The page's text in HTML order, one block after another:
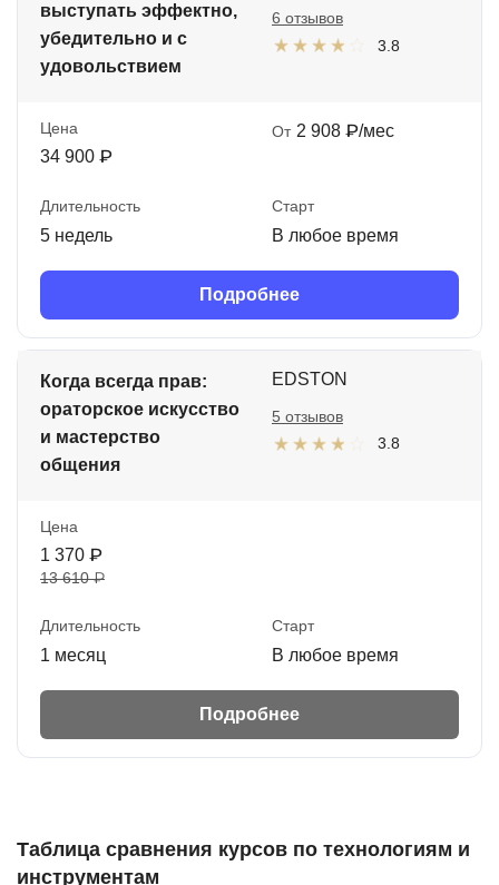
выступать эффектно,
убедительно и с
удовольствием
3.8
6 отзывов
Цена
34 900 ₽
От 2 908 ₽/мес
Длительность
5 недель
Старт
В любое время
Подробнее
Когда всегда прав:
ораторское искусство
и мастерство
общения
EDSTON
3.8
5 отзывов
Цена
1 370 ₽
13 610 ₽
Длительность
1 месяц
Старт
В любое время
Подробнее
Таблица сравнения курсов по технологиям и
инструментам